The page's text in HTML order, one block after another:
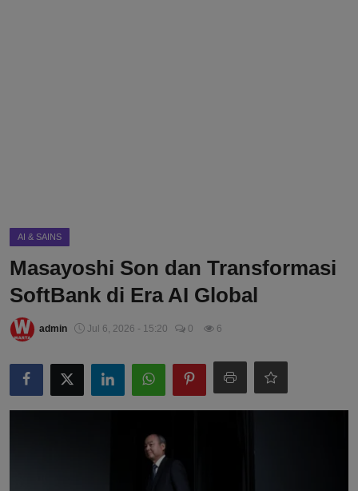
AI & SAINS
Masayoshi Son dan Transformasi
SoftBank di Era AI Global
admin Jul 6, 2026 - 15:20 0 6